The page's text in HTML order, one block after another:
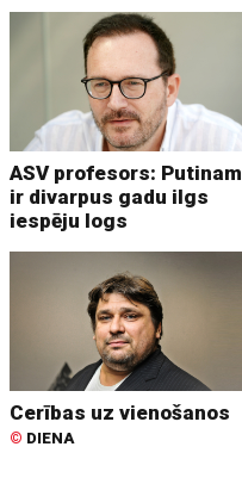
ASV profesors: Putinam
ir divarpus gadu ilgs
iespēju logs
Cerības uz vienošanos
© DIENA